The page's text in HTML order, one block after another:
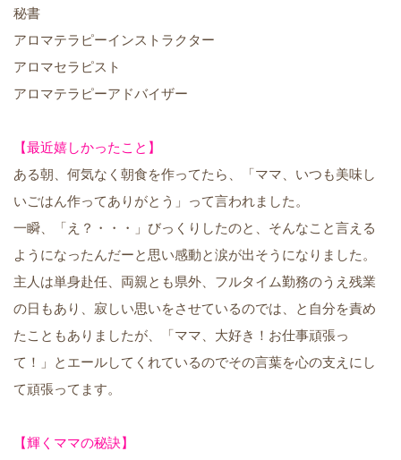
秘書
アロマテラピーインストラクター
アロマセラピスト
アロマテラピーアドバイザー
【最近嬉しかったこと】
ある朝、何気なく朝食を作ってたら、「ママ、いつも美味し
いごはん作ってありがとう」って言われました。
一瞬、「え？・・・」びっくりしたのと、そんなこと言える
ようになったんだーと思い感動と涙が出そうになりました。
主人は単身赴任、両親とも県外、フルタイム勤務のうえ残業
の日もあり、寂しい思いをさせているのでは、と自分を責め
たこともありましたが、「ママ、大好き！お仕事頑張っ
て！」とエールしてくれているのでその言葉を心の支えにし
て頑張ってます。
【輝くママの秘訣】